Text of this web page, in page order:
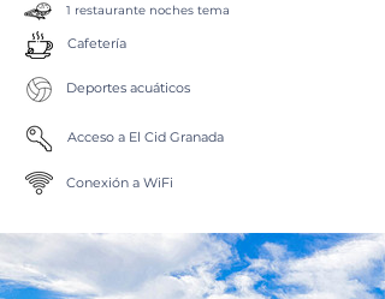
1 restaurante noches tema
Cafetería
Deportes acuáticos
Acceso a El Cid Granada
Conexión a WiFi